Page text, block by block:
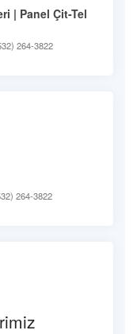
| Panel Çit-Tel
264-3822
264-3822